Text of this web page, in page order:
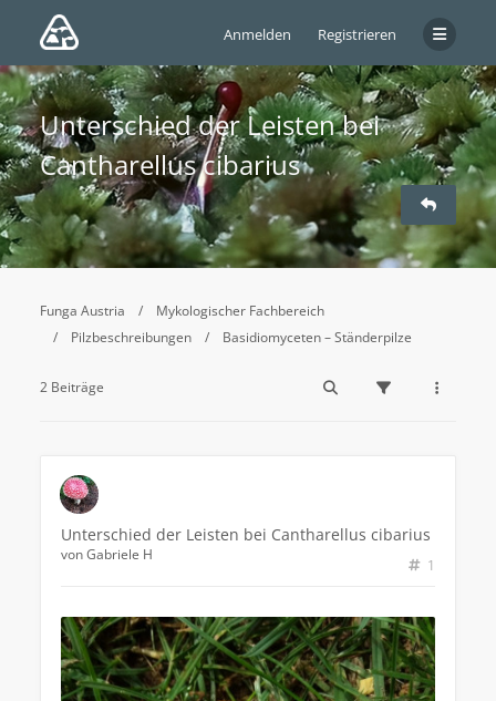
Anmelden Registrieren
Unterschied der Leisten bei
Cantharellus cibarius
Funga Austria
Mykologischer Fachbereich
Pilzbeschreibungen
Basidiomyceten – Ständerpilze
2 Beiträge
Unterschied der Leisten bei Cantharellus cibarius
1
vonGabriele H